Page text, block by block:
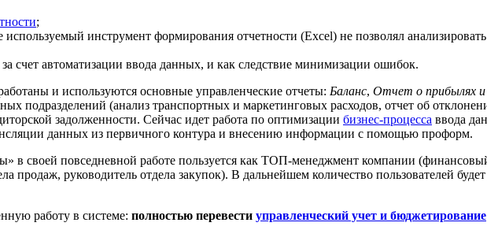
;
инструмент формирования отчетности (Excel) не позволял
счет автоматизации ввода данных, и как следствие минимизации ошибок.
и используются основные управленческие отчеты: Баланс, Отчет о прибылях
подразделений (анализ транспортных и маркетинговых расходов, отчет об
задолженности. Сейчас идет работа по оптимизации бизнес-процесса ввода
данных из первичного контура и внесению информации с помощью проформ.
повседневной работе пользуется как ТОП-менеджмент компании (финансовый
продаж, руководитель отдела закупок). В дальнейшем количество пользователей
работу в системе: полностью перевести управленческий учет и бюджетирование